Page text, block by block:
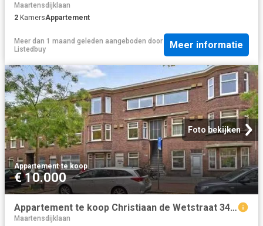
Maartensdijklaan
2 KamersAppartement
Meer dan 1 maand geleden aangeboden door
Listedbuy
Meer informatie
Foto bekijken
Appartement·te koop
€ 10.000
Appartement te koop Christiaan de Wetstraat 34 in Den Haag voo.
Maartensdijklaan